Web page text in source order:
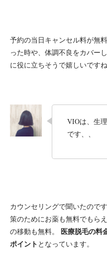
予約の当日キャンセル料が無
った時や、体調不良をカバー
に役に立ちそうで嬉しいですね
VIOは、生
です、、
カウンセリングで聞いたので
策のためにお薬も無料でもら
の移動も無料。 医療脱毛の料
ポイント となっています。